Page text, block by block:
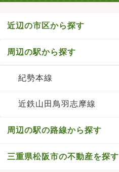
近辺の市区から探す
周辺の駅から探す
紀勢本線
近鉄山田鳥羽志摩線
周辺の駅の路線から探す
三重県松阪市の不動産を探す